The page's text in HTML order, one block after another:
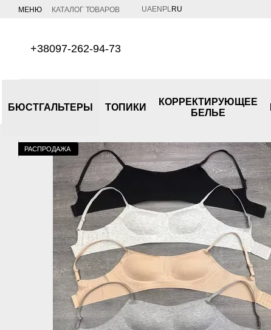
Перейти к основному контенту
МЕНЮ КАТАЛОГ ТОВАРОВ UAEN PLRU
+38097-262-94-73
БЮСТГАЛЬТЕРЫ ТОПИКИ
КОРРЕКТИРУЮЩЕЕ
БЕЛЬЕ
РАСПРОДАЖА